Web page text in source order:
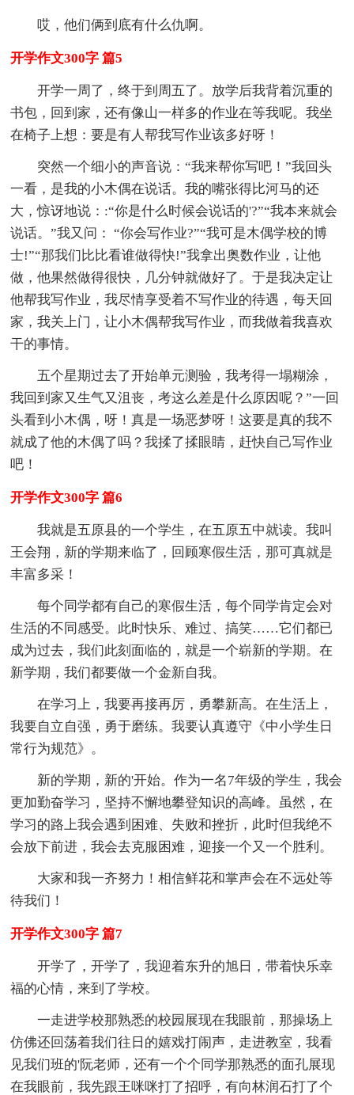
哎，他们俩到底有什么仇啊。
开学作文300字 篇5
开学一周了，终于到周五了。放学后我背着沉重的
书包，回到家，还有像山一样多的作业在等我呢。我坐
在椅子上想：要是有人帮我写作业该多好呀！
突然一个细小的声音说：“我来帮你写吧！”我回头
一看，是我的小木偶在说话。我的嘴张得比河马的还
大，惊讶地说：:“你是什么时候会说话的'?”“我本来就会
说话。”我又问： “你会写作业?”“我可是木偶学校的博
士!”“那我们比比看谁做得快!”我拿出奥数作业，让他
做，他果然做得很快，几分钟就做好了。于是我决定让
他帮我写作业，我尽情享受着不写作业的待遇，每天回
家，我关上门，让小木偶帮我写作业，而我做着我喜欢
干的事情。
五个星期过去了开始单元测验，我考得一塌糊涂，
我回到家又生气又沮丧，考这么差是什么原因呢？”一回
头看到小木偶，呀！真是一场恶梦呀！这要是真的我不
就成了他的木偶了吗？我揉了揉眼睛，赶快自己写作业
吧！
开学作文300字 篇6
我就是五原县的一个学生，在五原五中就读。我叫
王会翔，新的学期来临了，回顾寒假生活，那可真就是
丰富多采！
每个同学都有自己的寒假生活，每个同学肯定会对
生活的不同感受。此时快乐、难过、搞笑……它们都已
成为过去，我们此刻面临的，就是一个崭新的学期。在
新学期，我们都要做一个金新自我。
在学习上，我要再接再厉，勇攀新高。在生活上，
我要自立自强，勇于磨练。我要认真遵守《中小学生日
常行为规范》。
新的学期，新的'开始。作为一名7年级的学生，我会
更加勤奋学习，坚持不懈地攀登知识的高峰。虽然，在
学习的路上我会遇到困难、失败和挫折，此时但我绝不
会放下前进，我会去克服困难，迎接一个又一个胜利。
大家和我一齐努力！相信鲜花和掌声会在不远处等
待我们！
开学作文300字 篇7
开学了，开学了，我迎着东升的旭日，带着快乐幸
福的心情，来到了学校。
一走进学校那熟悉的校园展现在我眼前，那操场上
仿佛还回荡着我们往日的嬉戏打闹声，走进教室，我看
见我们班的'阮老师，还有一个个同学那熟悉的面孔展现
在我眼前，我先跟王咪咪打了招呼，有向林润石打了个